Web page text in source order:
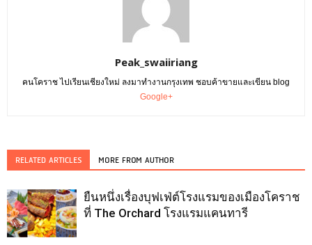
Peak_swaiiriang
คนโคราช ไปเรียนเชียงใหม่ ลงมาทำงานกรุงเทพ ชอบค้าขายและเขียน blog
Google+
RELATED ARTICLES MORE FROM AUTHOR
ยืนหนึ่งเรื่องบุฟเฟ่ต์โรงแรมของเมืองโคราช
ที่ The Orchard โรงแรมแคนทารี